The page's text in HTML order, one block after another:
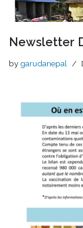
Newsletter
by garudanepal